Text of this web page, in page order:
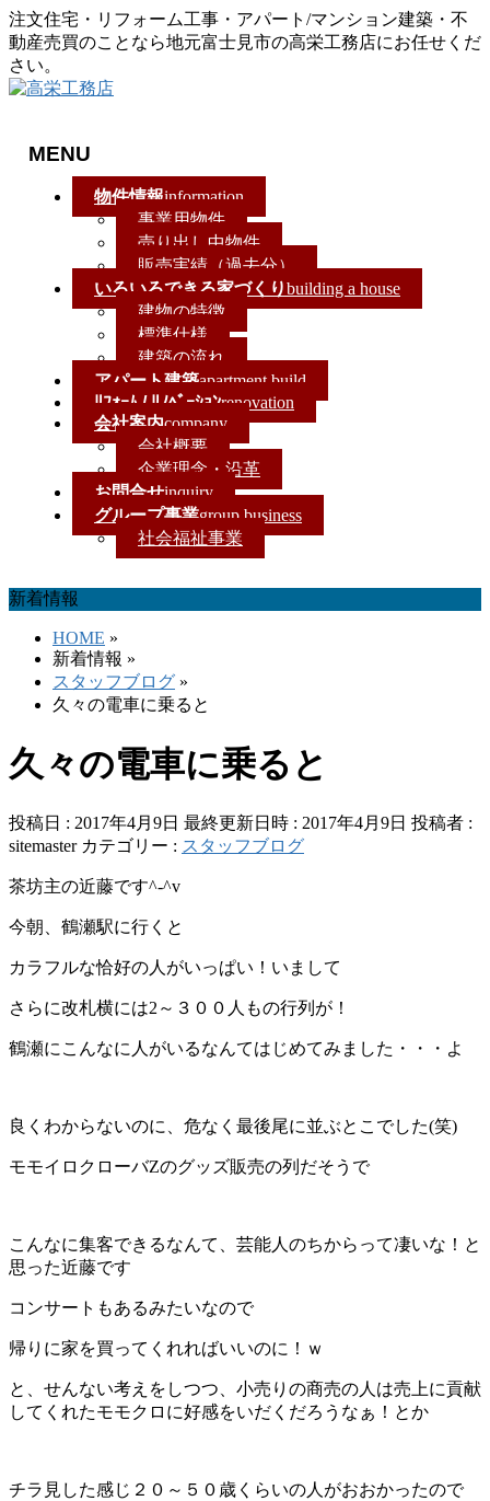
注文住宅・リフォーム工事・アパート/マンション建築・不
動産売買のことなら地元富士見市の高栄工務店にお任せくだ
さい。
MENU
物件情報information
事業用物件
売り出し中物件
販売実績（過去分）
いろいろできる家づくりbuilding a house
建物の特徴
標準仕様
建築の流れ
アパート建築apartment build
ﾘﾌｫｰﾑ / ﾘﾉﾍﾞｰｼｮﾝrenovation
会社案内company
会社概要
企業理念・沿革
お問合せinquiry
グループ事業group business
社会福祉事業
新着情報
HOME »
新着情報 »
スタッフブログ »
久々の電車に乗ると
久々の電車に乗ると
投稿日 : 2017年4月9日 最終更新日時 : 2017年4月9日 投稿者 :
sitemaster カテゴリー : スタッフブログ
茶坊主の近藤です^-^v
今朝、鶴瀬駅に行くと
カラフルな恰好の人がいっぱい！いまして
さらに改札横には2～３００人もの行列が！
鶴瀬にこんなに人がいるなんてはじめてみました・・・よ
良くわからないのに、危なく最後尾に並ぶとこでした(笑)
モモイロクローバZのグッズ販売の列だそうで
こんなに集客できるなんて、芸能人のちからって凄いな！と
思った近藤です
コンサートもあるみたいなので
帰りに家を買ってくれればいいのに！ｗ
と、せんない考えをしつつ、小売りの商売の人は売上に貢献
してくれたモモクロに好感をいだくだろうなぁ！とか
チラ見した感じ２０～５０歳くらいの人がおおかったので